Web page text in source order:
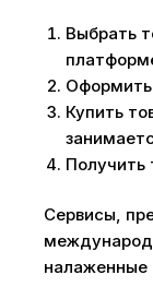
Выбрать
Оформить
Купить
Получить
Сервисы,
налаженные